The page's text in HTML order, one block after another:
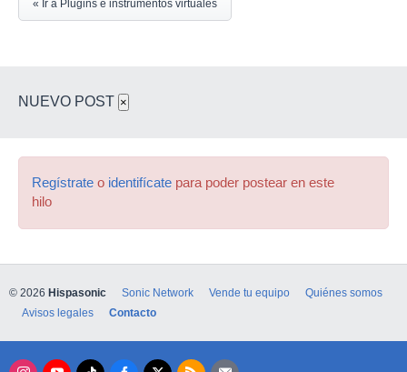
« Ir a Plugins e instrumentos virtuales
NUEVO POST ×
Regístrate o identifícate para poder postear en este
hilo
© 2026 Hispasonic Sonic Network Vende tu equipo
Quiénes somos
Avisos legales
Contacto